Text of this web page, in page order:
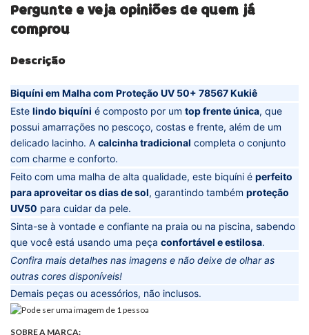
Pergunte e veja opiniões de quem já
comprou
Descrição
Biquíni em Malha com Proteção UV 50+ 78567 Kukiê
Este lindo biquíni é composto por um top frente única, que
possui amarrações no pescoço, costas e frente, além de um
delicado lacinho. A calcinha tradicional completa o conjunto
com charme e conforto.
Feito com uma malha de alta qualidade, este biquíni é perfeito
para aproveitar os dias de sol, garantindo também proteção
UV50 para cuidar da pele.
Sinta-se à vontade e confiante na praia ou na piscina, sabendo
que você está usando uma peça confortável e estilosa.
Confira mais detalhes nas imagens e não deixe de olhar as
outras cores disponíveis!
Demais peças ou acessórios, não inclusos.
SOBRE A MARCA: